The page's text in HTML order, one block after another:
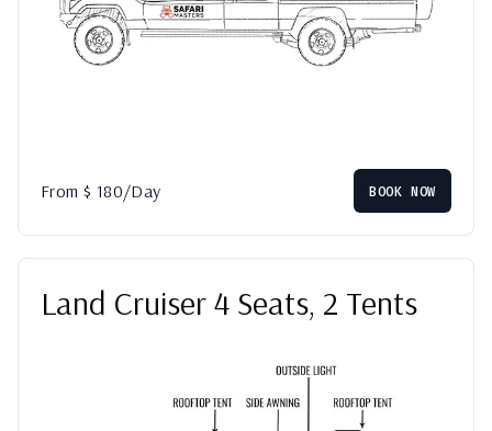
From $ 180/Day BOOK NOW
Land Cruiser 4 Seats, 2 Tents